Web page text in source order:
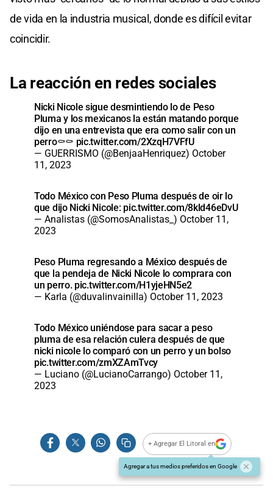
de vida en la industria musical, donde es difícil evitar
coincidir.
La reacción en redes sociales
Nicki Nicole sigue desmintiendo lo de Peso
Pluma y los mexicanos la están matando porque
dijo en una entrevista que era como salir con un
perro⚰️⚰️ pic.twitter.com/2XzqH7VFfU
— GUERRISMO (@BenjaaHenriquez) October
11, 2023
Todo México con Peso Pluma después de oir lo
que dijo Nicki Nicole: pic.twitter.com/8kld46eDvU
— Analistas (@SomosAnalistas_) October 11,
2023
Peso Pluma regresando a México después de
que la pendeja de Nicki Nicole lo comprara con
un perro. pic.twitter.com/H1yjeHN5e2
— Karla (@duvalinvainilla) October 11, 2023
Todo México uniéndose para sacar a peso
pluma de esa relación culera después de que
nicki nicole lo comparó con un perro y un bolso
pic.twitter.com/zmXZAmTvcy
— Luciano (@LucianoCarrango) October 11,
2023
+ Agregar El Litoral en
Agregar a tus medios preferidos en Google